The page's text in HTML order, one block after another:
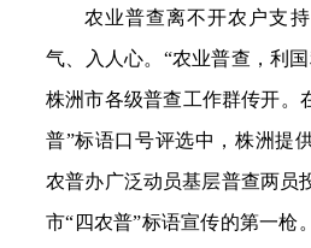
农业普查离不开农户支
气、入人心。“农业普查，利
株洲市各级普查工作群传开。
普”标语口号评选中，株洲提
农普办广泛动员基层普查两员
市“四农普”标语宣传的第一枪